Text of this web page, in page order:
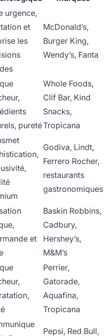
urgence,
et
les
McDonald’s,
Burger King,
Wendy’s, Fanta
pureté
Whole Foods,
Clif Bar, Kind
Snacks,
Tropicana
Godiva, Lindt,
Ferrero Rocher,
restaurants
gastronomiques
et
Baskin Robbins,
Cadbury,
Hershey’s,
M&M’s
Perrier,
Gatorade,
Aquafina,
Tropicana
Pepsi, Red Bull,